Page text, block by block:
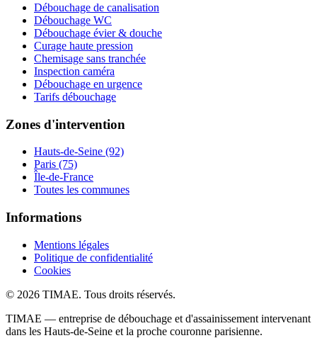
Débouchage de canalisation
Débouchage WC
Débouchage évier & douche
Curage haute pression
Chemisage sans tranchée
Inspection caméra
Débouchage en urgence
Tarifs débouchage
Zones d'intervention
Hauts-de-Seine (92)
Paris (75)
Île-de-France
Toutes les communes
Informations
Mentions légales
Politique de confidentialité
Cookies
© 2026 TIMAE. Tous droits réservés.
TIMAE — entreprise de débouchage et d'assainissement intervenant
dans les Hauts-de-Seine et la proche couronne parisienne.